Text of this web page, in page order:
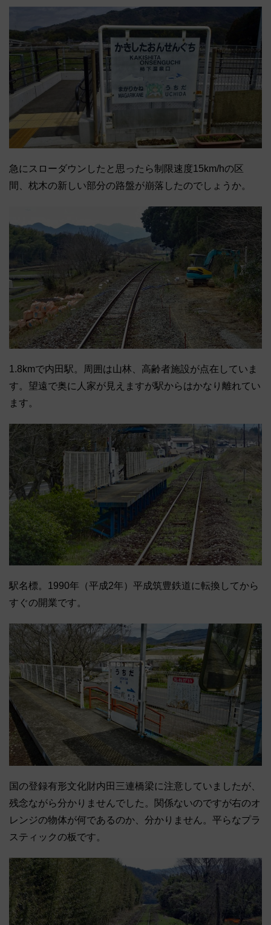
急にスローダウンしたと思ったら制限速度15km/hの区
間、枕木の新しい部分の路盤が崩落したのでしょうか。
1.8kmで内田駅。周囲は山林、高齢者施設が点在していま
す。望遠で奥に人家が見えますが駅からはかなり離れてい
ます。
駅名標。1990年（平成2年）平成筑豊鉄道に転換してから
すぐの開業です。
国の登録有形文化財内田三連橋梁に注意していましたが、
残念ながら分かりませんでした。関係ないのですが右のオ
レンジの物体が何であるのか、分かりません。平らなプラ
スティックの板です。